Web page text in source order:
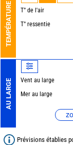
TEMPÉRATURE T° de l'air
T° ressentie
AU LARGE Vent au large
Mer au large
Prévisions établies